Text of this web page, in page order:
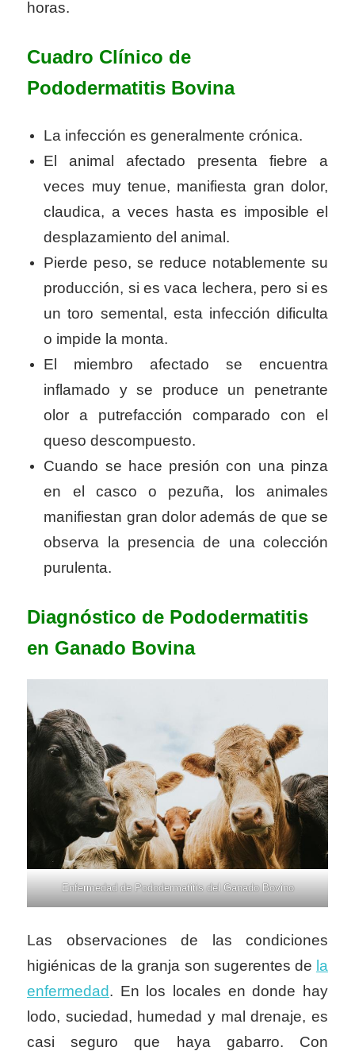
horas.
Cuadro Clínico de
Pododermatitis Bovina
La infección es generalmente crónica.
El animal afectado presenta fiebre a
veces muy tenue, manifiesta gran dolor,
claudica, a veces hasta es imposible el
desplazamiento del animal.
Pierde peso, se reduce notablemente su
producción, si es vaca lechera, pero si es
un toro semental, esta infección dificulta
o impide la monta.
El miembro afectado se encuentra
inflamado y se produce un penetrante
olor a putrefacción comparado con el
queso descompuesto.
Cuando se hace presión con una pinza
en el casco o pezuña, los animales
manifiestan gran dolor además de que se
observa la presencia de una colección
purulenta.
Diagnóstico de Pododermatitis
en Ganado Bovina
Enfermedad de Pododermatitis del Ganado Bovino
Las observaciones de las condiciones
higiénicas de la granja son sugerentes de la
enfermedad. En los locales en donde hay
lodo, suciedad, humedad y mal drenaje, es
casi seguro que haya gabarro. Con